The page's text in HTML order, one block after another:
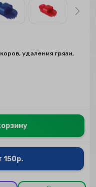
удаления грязи,
150р.